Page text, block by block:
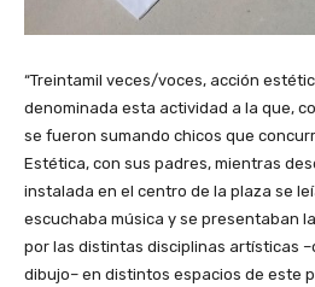
“Treintamil veces/voces, acción
denominada esta actividad a la que,
se fueron sumando chicos que
Estética, con sus padres, mientras
instalada en el centro de la plaza se
escuchaba música y se presentaban
por las distintas disciplinas artísticas
dibujo– en distintos espacios de este